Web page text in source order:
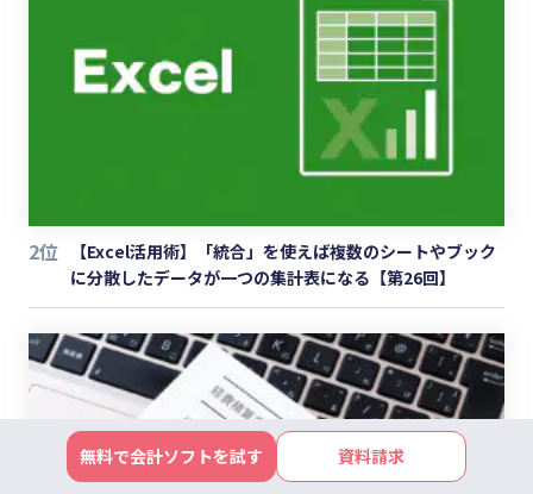
2位
【Excel活用術】「統合」を使えば複数のシートやブック
に分散したデータが一つの集計表になる【第26回】
無料で会計ソフトを試す 資料請求